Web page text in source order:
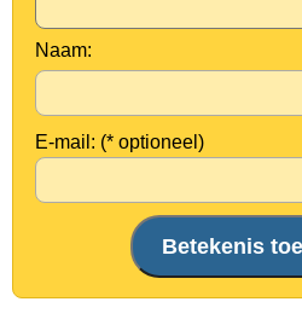
Naam:
E-mail: (* optioneel)